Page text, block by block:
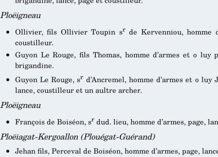
Ploëigneau
Ollivier, fils Ollivier Toupin srde Kervenniou, homme
coustilleur.
Guyon Le Rouge, fils Thomas, homme d’armes et o
brigandine.
Guyon Le Rouge, sr d’Ancremel, homme d’armes et o
lance, coustilleur et un aultre archer.
Ploëigneau
François de Boiséon, srdud. lieu, homme d’armes, page,
Ploëiagat-Kergoallon (Plouégat-Guérand)
Jehan fils, Perceval de Boiséon, homme d’armes, page,